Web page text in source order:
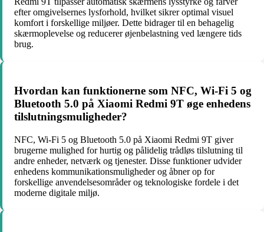
efter omgivelsernes lysforhold, hvilket sikrer optimal visuel
komfort i forskellige miljøer. Dette bidrager til en behagelig
skærmoplevelse og reducerer øjenbelastning ved længere tids
brug.
Hvordan kan funktionerne som NFC, Wi-Fi 5 og
Bluetooth 5.0 på Xiaomi Redmi 9T øge enhedens
tilslutningsmuligheder?
NFC, Wi-Fi 5 og Bluetooth 5.0 på Xiaomi Redmi 9T giver
brugerne mulighed for hurtig og pålidelig trådløs tilslutning til
andre enheder, netværk og tjenester. Disse funktioner udvider
enhedens kommunikationsmuligheder og åbner op for
forskellige anvendelsesområder og teknologiske fordele i det
moderne digitale miljø.